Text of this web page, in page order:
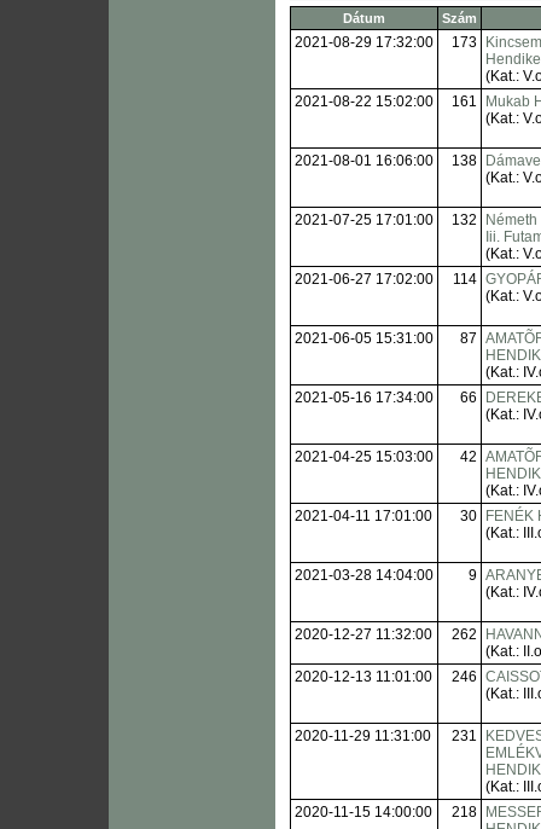
Dátum Szám
2021-08-29 17:32:00 173
(Kat.:
2021-08-22 15:02:00
161
Mukab
(Kat.:
2021-08-01 16:06:00 138
(Kat.:
2021-07-25 17:01:00 132
Iii.
(Kat.:
2021-06-27 17:02:00
114
(Kat.:
2021-06-05 15:31:00 87
(Kat.:
2021-05-16 17:34:00
66
(Kat.:
2021-04-25 15:03:00 42
(Kat.:
2021-04-11 17:01:00
30
FENÉK
(Kat.:
2021-03-28 14:04:00 9
(Kat.:
2020-12-27 11:32:00 262
(Kat.:
2020-12-13 11:01:00
246
(Kat.:
2020-11-29 11:31:00 231
(Kat.:
2020-11-15 14:00:00
218